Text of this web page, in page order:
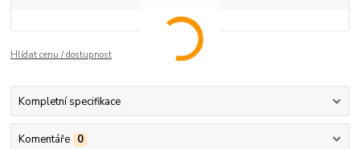
Hlídat cenu / dostupnost
Kompletní specifikace
Komentáře 0